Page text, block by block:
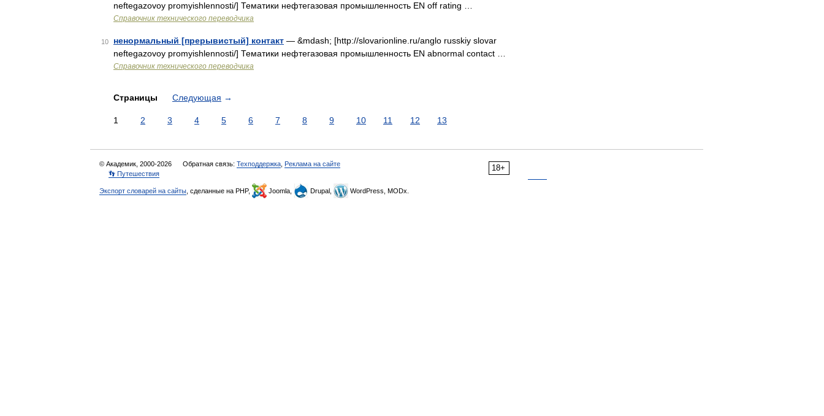
neftegazovoy promyishlennosti/] Тематики нефтегазовая промышленность EN off rating …
Справочник технического переводчика
10 ненормальный [прерывистый] контакт — &mdash; [http://slovarionline.ru/anglo russkiy slovar
neftegazovoy promyishlennosti/] Тематики нефтегазовая промышленность EN abnormal contact …
Справочник технического переводчика
Страницы Следующая →
1 2 3 4 5 6 7 8 9 10 11 12 13
18+
© Академик, 2000-2026 Обратная связь: Техподдержка Реклама на сайте
👣 Путешествия
Экспорт словарей на сайты , сделанные на PHP, Joomla, Drupal, WordPress, MODx.